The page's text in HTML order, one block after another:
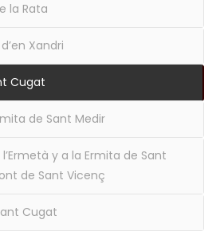
la Rata
Xandri
Cugat
de Sant Medir
y a la Ermita de Sant
de Sant Vicenç
Cugat